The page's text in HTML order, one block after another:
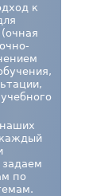
к
задаем
по